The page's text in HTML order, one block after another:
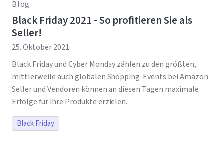
Blog
Black Friday 2021 - So profitieren Sie als
Seller!
25. Oktober 2021
Black Friday und Cyber Monday zählen zu den größten,
mittlerweile auch globalen Shopping-Events bei Amazon.
Seller und Vendoren können an diesen Tagen maximale
Erfolge für ihre Produkte erzielen.
Black Friday